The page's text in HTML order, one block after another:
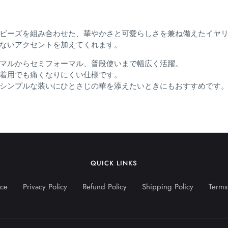
ズを組み合わせた、華やかさと可愛らしさを兼ね備えたイヤリ
アクセントを加えてくれます。
からセミフォーマル、普段使いまで幅広く活躍。
でも痛くなりにくい仕様です。
プルな装いにひとさじの華を添えたいときにもおすすめです。
QUICK LINKS
Privacy Policy Refund Policy Shipping Policy